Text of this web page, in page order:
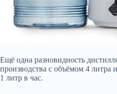
Ещё одна разновидность
производства с объёмом 4 литра
1 литр в час.